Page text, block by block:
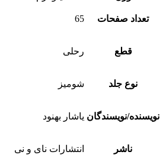
تعداد صفحات 65
قطع رحلی
نوع جلد شومیز
نویسنده/نویسندگان یاشار بهنود
ناشر انتشارات نای و نی